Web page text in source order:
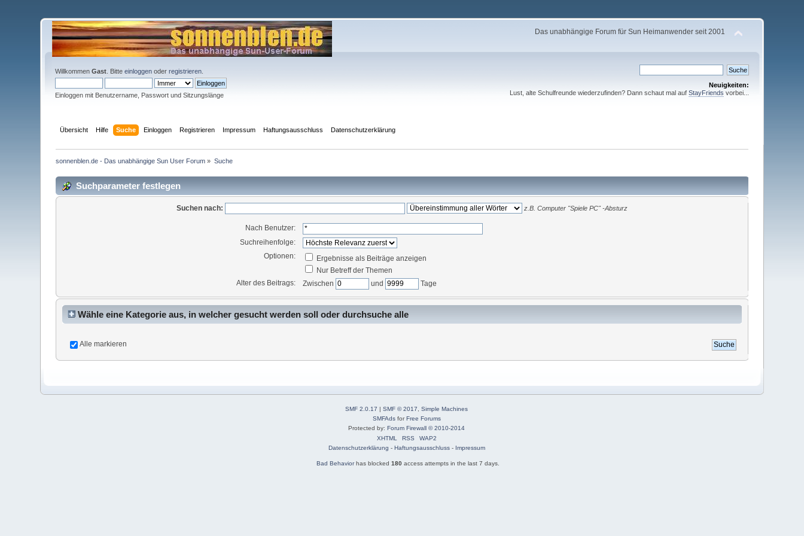
Das unabhängige Forum für Sun Heimanwender seit 2001
WillkommenGast . Bitteeinloggen oderregistrieren
Einloggen mit Benutzername, Passwort und Sitzungslänge
Neuigkeiten:
Lust, alte Schulfreunde wiederzufinden? Dann schaut mal auf StayFriends vorbei...
Übersicht Hilfe Suche Einloggen Registrieren Impressum Haftungsausschluss Datenschutzerklärung
sonnenblen.de - Das unabhängige Sun User Forum » Suche
Suchparameter festlegen
Suchen nach: z.B. Computer "Spiele PC" -Absturz
Nach Benutzer:
Suchreihenfolge:
Optionen:
Ergebnisse als Beiträge anzeigen
Nur Betreff der Themen
Alter des Beitrags:
Zwischen und Tage
Wähle eine Kategorie aus, in welcher gesucht werden soll oder durchsuche alle
Alle markieren
SMF 2.0.17 | SMF © 2017
Simple Machines
SMFAdsforFree Forums
Protected by: Forum Firewall © 2010-2014
XHTML
RSS
WAP2
Datenschutzerklärung - Haftungsausschluss- Impressum
Bad Behaviorhas blocked 180 access attempts in the last 7 days.